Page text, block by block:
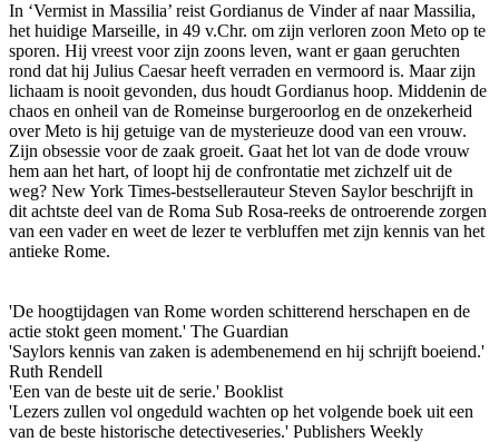
In ‘Vermist in Massilia’ reist Gordianus de Vinder af naar Massilia,
het huidige Marseille, in 49 v.Chr. om zijn verloren zoon Meto op te
sporen. Hij vreest voor zijn zoons leven, want er gaan geruchten
rond dat hij Julius Caesar heeft verraden en vermoord is. Maar zijn
lichaam is nooit gevonden, dus houdt Gordianus hoop. Middenin de
chaos en onheil van de Romeinse burgeroorlog en de onzekerheid
over Meto is hij getuige van de mysterieuze dood van een vrouw.
Zijn obsessie voor de zaak groeit. Gaat het lot van de dode vrouw
hem aan het hart, of loopt hij de confrontatie met zichzelf uit de
weg? New York Times-bestsellerauteur Steven Saylor beschrijft in
dit achtste deel van de Roma Sub Rosa-reeks de ontroerende zorgen
van een vader en weet de lezer te verbluffen met zijn kennis van het
antieke Rome.
'De hoogtijdagen van Rome worden schitterend herschapen en de
actie stokt geen moment.' The Guardian
'Saylors kennis van zaken is adembenemend en hij schrijft boeiend.'
Ruth Rendell
'Een van de beste uit de serie.' Booklist
'Lezers zullen vol ongeduld wachten op het volgende boek uit een
van de beste historische detectiveseries.' Publishers Weekly